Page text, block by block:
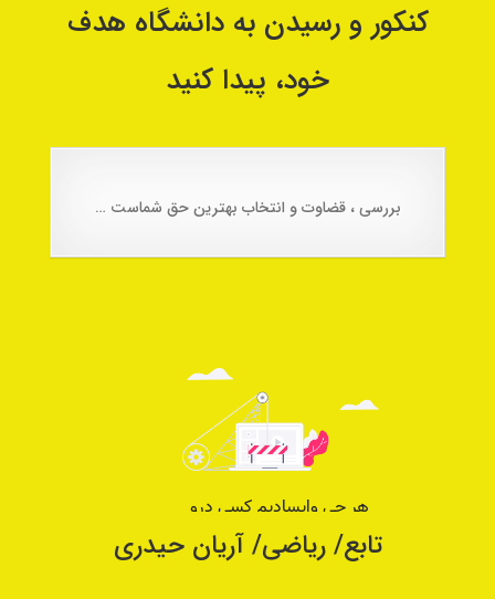
کنکور و رسیدن به دانشگاه هدف
خود، پیدا کنید
بررسی ، قضاوت و انتخاب بهترین حق شماست …
تابع/ ریاضی/ آریان حیدری